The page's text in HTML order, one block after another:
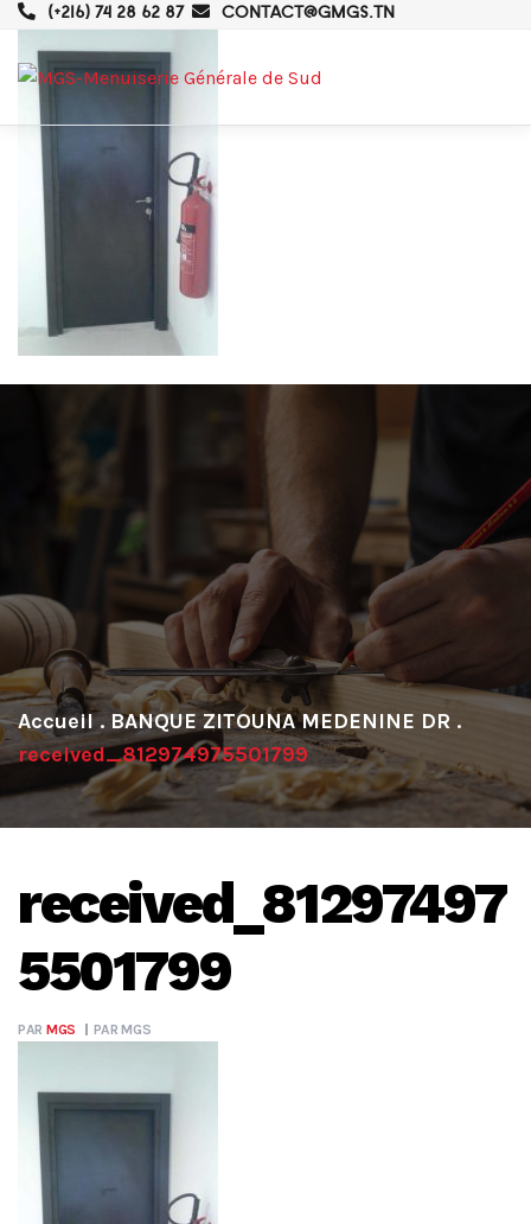
(+216) 74 28 62 87 CONTACT@GMGS.TN
. BANQUE ZITOUNA MEDENINE DR .
received_812974975501799
received_81297497
5501799
PAR MGS PARMGS